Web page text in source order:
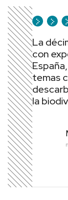
La
con
temas
la